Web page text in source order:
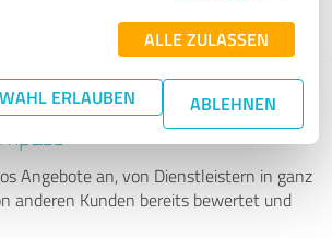
ALLE ZULASSEN
ERLAUBEN ABLEHNEN
Experten finden - mit
Angebote an, von Dienstleistern in ganz
anderen Kunden bereits bewertet und